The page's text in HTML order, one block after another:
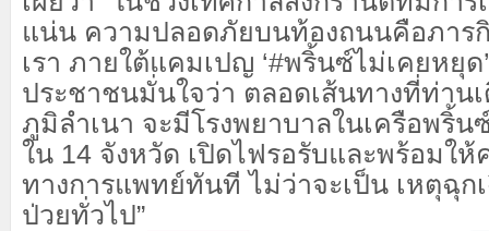
แน่น ความปลอดภัยบนท้องถนนคือภาร
เรา ภายใต้แคมเปญ ‘#พริ้นซ์ไม่เคยหยุด
ประชาชนมั่นใจว่า ตลอดเส้นทางที่ท่าน
ภูมิลำเนา จะมีโรงพยาบาลในเครือพริ้น
ใน 14 จังหวัด เปิดไฟรอรับและพร้อมให้
ทางการแพทย์ทันที ไม่ว่าจะเป็น เหตุฉุก
ป่วยทั่วไป”